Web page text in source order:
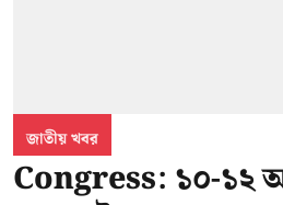
জাতীয় খবর
Congress: ১০-১২